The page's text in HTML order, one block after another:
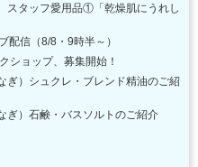
スタッフ愛用品①「乾燥肌にうれし
配信（8/8・9時半～）
ショップ、募集開始！
ぎ）シュクレ・ブレンド精油のご紹
なぎ）石鹸・バスソルトのご紹介